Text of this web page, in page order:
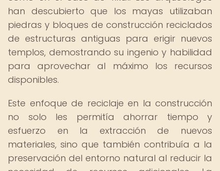
han descubierto que los mayas utilizaban
piedras y bloques de construcción reciclados
de estructuras antiguas para erigir nuevos
templos, demostrando su ingenio y habilidad
para aprovechar al máximo los recursos
disponibles.
Este enfoque de reciclaje en la construcción
no solo les permitía ahorrar tiempo y
esfuerzo en la extracción de nuevos
materiales, sino que también contribuía a la
preservación del entorno natural al reducir la